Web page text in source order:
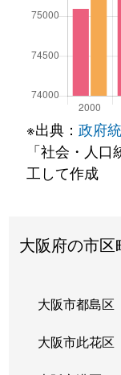
※出典： 政府
「社会・人
工して作成
大阪府の市
大阪市都島区
大阪市此花区